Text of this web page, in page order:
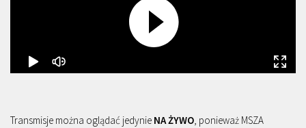
Transmisje można oglądać jedynie NA ŻYWO , ponieważ MSZA